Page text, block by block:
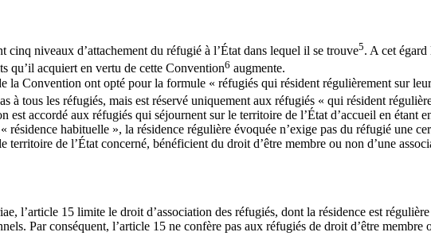
niveaux d’attachement du réfugié à l’État dans lequel il se trouve5. A cet
qu’il acquiert en vertu de cette Convention6 augmente.
la Convention ont opté pour la formule « réfugiés qui résident régulièrement sur
à tous les réfugiés, mais est réservé uniquement aux réfugiés « qui résident
accordé aux réfugiés qui séjournent sur le territoire de l’État d’accueil en étant
habituelle », la résidence régulière évoquée n’exige pas du réfugié une
territoire de l’État concerné, bénéficient du droit d’être membre ou non d’une
l’article 15 limite le droit d’association des réfugiés, dont la résidence est
Par conséquent, l’article 15 ne confère pas aux réfugiés de droit d’être